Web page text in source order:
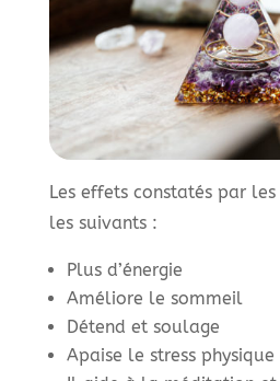
Les effets constatés par
les suivants :
Plus d’énergie
Améliore le sommeil
Détend et soulage
Apaise le stress